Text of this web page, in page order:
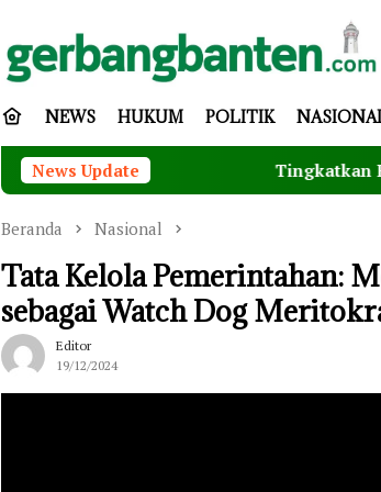
NEWS HUKUM POLITIK
News UpdateTingkatkan Keamanan dan
Beranda Nasional
Tata Kelola Pemerintahan:
sebagai Watch Dog
Editor
19/12/2024